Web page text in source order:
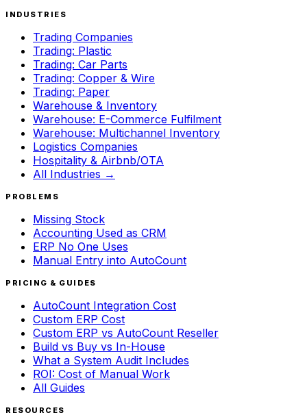
INDUSTRIES
Trading Companies
Trading: Plastic
Trading: Car Parts
Trading: Copper & Wire
Trading: Paper
Warehouse & Inventory
Warehouse: E-Commerce Fulfilment
Warehouse: Multichannel Inventory
Logistics Companies
Hospitality & Airbnb/OTA
All Industries →
PROBLEMS
Missing Stock
Accounting Used as CRM
ERP No One Uses
Manual Entry into AutoCount
PRICING & GUIDES
AutoCount Integration Cost
Custom ERP Cost
Custom ERP vs AutoCount Reseller
Build vs Buy vs In-House
What a System Audit Includes
ROI: Cost of Manual Work
All Guides
RESOURCES